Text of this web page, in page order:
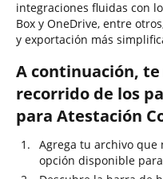
integraciones fluidas con
Box y OneDrive, entre
y exportación más
A continuación,
recorrido de los
para Atestación
Agrega tu archivo que
opción disponible